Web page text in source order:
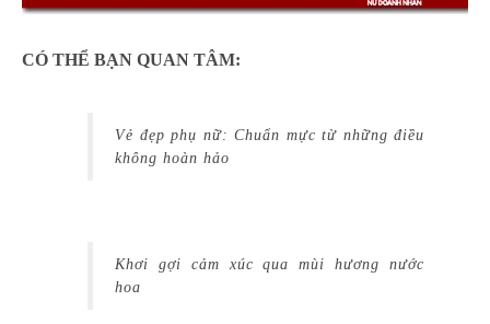
CÓ THỂ BẠN QUAN TÂM:
Vẻ đẹp phụ nữ: Chuẩn mực từ những điều
không hoàn hảo
Khơi gợi cảm xúc qua mùi hương nước
hoa